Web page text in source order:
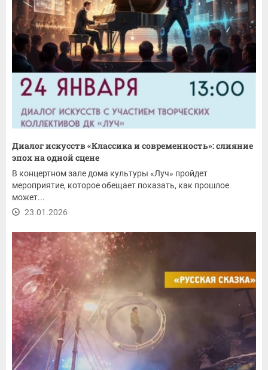
Диалог искусств «Классика и современность»: слияние
эпох на одной сцене
В концертном зале дома культуры «Луч» пройдет
мероприятие, которое обещает показать, как прошлое
может...
23.01.2026